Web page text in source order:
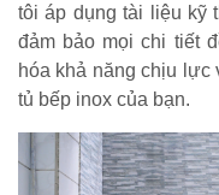
tôi áp dụng tài liệu kỹ
đảm bảo mọi chi tiết
hóa khả năng chịu lực
tủ bếp inox của bạn.